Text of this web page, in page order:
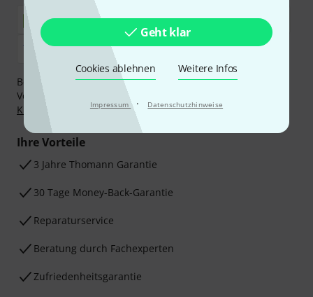
Geht klar
Cookies ablehnen Weitere Infos
Impressum · Datenschutzhinweise
Bezahlen Sie vertraulich und sicher per Nachnahme,
Vorkasse, PayPal, Amazon Pay,
Klarna Ratenzahlungoder Kreditkarte.
Ihre Vorteile
3 Jahre Thomann Garantie
30 Tage Money-Back-Garantie
Reparaturservice
Beratung durch Fachexperten
Zufriedenheitsgarantie